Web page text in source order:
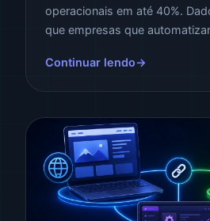
operacionais em até 40%.
que empresas que
na sua empresa.
Continuar lendo